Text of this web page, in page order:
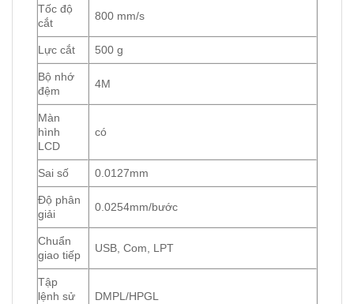
Tốc độ
cắt
800 mm/s
Lực cắt 500 g
Bộ nhớ
đệm
4M
Màn
hình
LCD
có
Sai số 0.0127mm
Độ phân
giải
0.0254mm/bước
Chuẩn
giao tiếp
USB, Com, LPT
Tập
lệnh sử
DMPL/HPGL